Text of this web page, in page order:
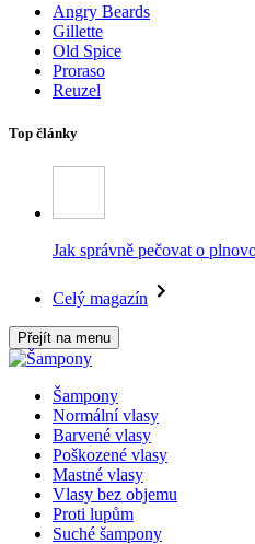
Angry Beards
Gillette
Old Spice
Proraso
Reuzel
Top články
Jak správně pečovat o
Celý magazín
Přejít na menu
Šampony
Normální vlasy
Barvené vlasy
Poškozené vlasy
Mastné vlasy
Vlasy bez objemu
Proti lupům
Suché šampony